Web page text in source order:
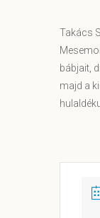
Takács
bábjait,
majd a